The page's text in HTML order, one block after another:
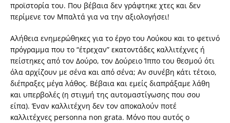
προϊστορία του. Που βέβαια δεν γράφτηκε χτες και δεν
περίμενε τον Μπαλτά για να την αξιολογήσει!
Αλήθεια ενημερώθηκες για το έργο του Λούκου και το φετινό
πρόγραμμα που το “έτρεχαν” εκατοντάδες καλλιτέχνες ή
πείστηκες από τον Δούρο, τον Δούρειο Ίππο του θεσμού ότι
όλα αρχίζουν με σένα και από σένα; Αν συνέβη κάτι τέτοιο,
διέπραξες μέγα λάθος. Βέβαια και εμείς διαπράξαμε λάθη
και υπερβολές (η στιγμή της αυτομαστίγωσης που σου
είπα). Έναν καλλιτέχνη δεν τον αποκαλούν ποτέ
καλλιτέχνες personna non grata. Μόνο που αυτός ο